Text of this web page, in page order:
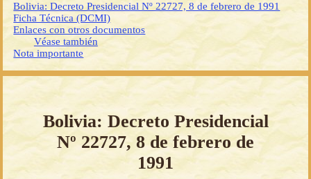
Bolivia: Decreto Presidencial Nº 22727, 8 de febrero de 1991
Ficha Técnica (DCMI)
Enlaces con otros documentos
Véase también
Nota importante
Bolivia: Decreto Presidencial
Nº 22727, 8 de febrero de
1991